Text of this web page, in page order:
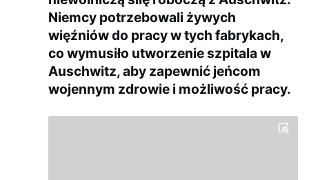
Niemcy potrzebowali żywych
więźniów do pracy w tych fabrykach,
co wymusiło utworzenie szpitala w
Auschwitz, aby zapewnić jeńcom
wojennym zdrowie i możliwość pracy.